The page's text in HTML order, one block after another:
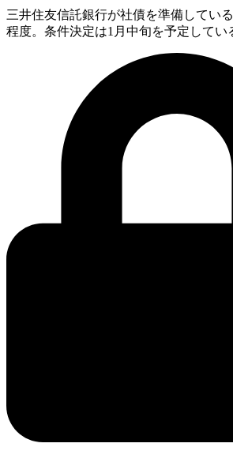
三井住友信託銀行が社債を準備してい
程度。条件決定は1月中旬を予定してい